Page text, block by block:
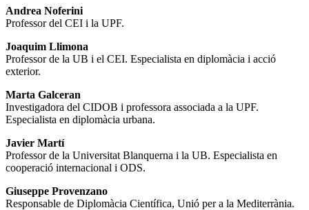
Andrea Noferini
Professor del CEI i la UPF.
Joaquim Llimona
Professor de la UB i el CEI. Especialista en diplomàcia i acció
exterior.
Marta Galceran
Investigadora del CIDOB i professora associada a la UPF.
Especialista en diplomàcia urbana.
Javier Martí
Professor de la Universitat Blanquerna i la UB. Especialista en
cooperació internacional i ODS.
Giuseppe Provenzano
Responsable de Diplomàcia Científica, Unió per a la Mediterrània.